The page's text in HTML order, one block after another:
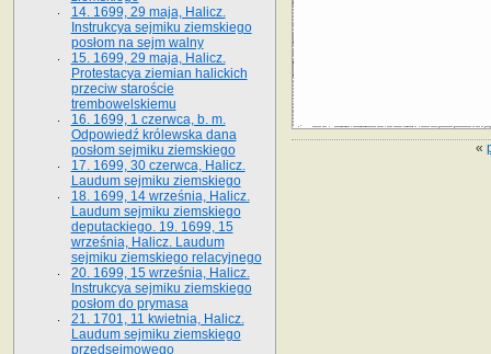
«
14. 1699, 29 maja, Halicz.
Instrukcya sejmiku ziemskiego
posłom na sejm walny
15. 1699, 29 maja, Halicz.
Protestacya ziemian halickich
przeciw staroście
trembowelskiemu
16. 1699, 1 czerwca, b. m.
Odpowiedź królewska dana
posłom sejmiku ziemskiego
17. 1699, 30 czerwca, Halicz.
Laudum sejmiku ziemskiego
18. 1699, 14 września, Halicz.
Laudum sejmiku ziemskiego
deputackiego. 19. 1699, 15
września, Halicz. Laudum
sejmiku ziemskiego relacyjnego
20. 1699, 15 września, Halicz.
Instrukcya sejmiku ziemskiego
posłom do prymasa
21. 1701, 11 kwietnia, Halicz.
Laudum sejmiku ziemskiego
przedsejmowego